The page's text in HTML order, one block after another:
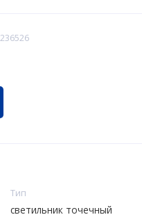
Тип
светильник точечный